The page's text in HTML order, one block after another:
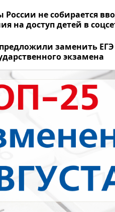
не собирается
на доступ детей в
заменить
экзамена